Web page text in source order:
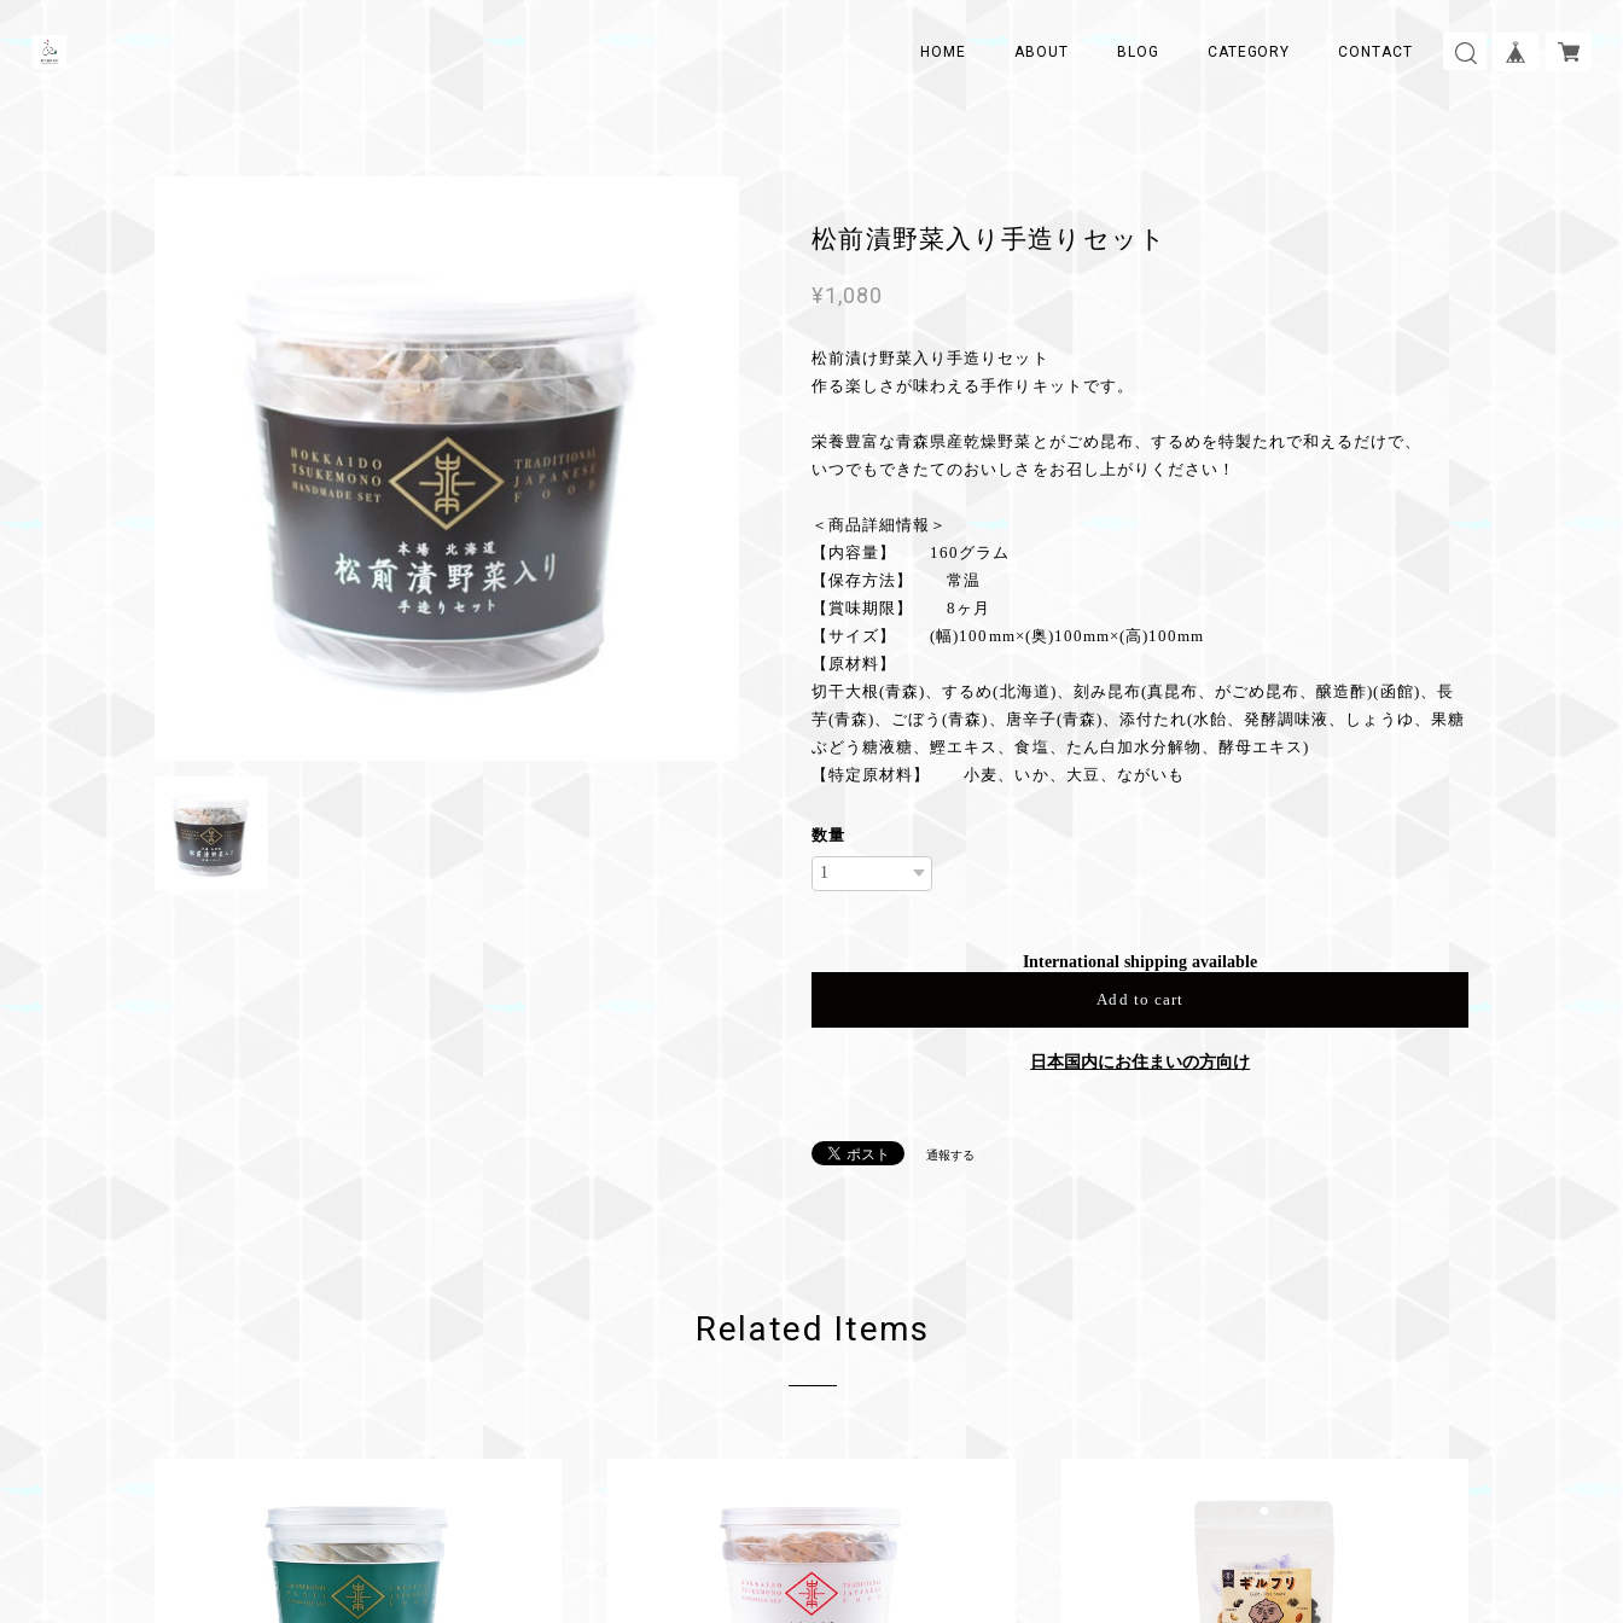
HOME ABOUT BLOG CATEGORY CONTACT
松前漬野菜入り手造りセット
¥1,080
松前漬け野菜入り手造りセット
作る楽しさが味わえる手作りキットです。
栄養豊富な青森県産乾燥野菜とがごめ昆布、するめを特製たれで和えるだけで、
いつでもできたてのおいしさをお召し上がりください！
＜商品詳細情報＞
【内容量】 160グラム
【保存方法】 常温
【賞味期限】 8ヶ月
【サイズ】 (幅)100mm×(奥)100mm×(高)100mm
【原材料】
切干大根(青森)、するめ(北海道)、刻み昆布(真昆布、がごめ昆布、醸造酢)(函館)、長
芋(青森)、ごぼう(青森)、唐辛子(青森)、添付たれ(水飴、発酵調味液、しょうゆ、果糖
ぶどう糖液糖、鰹エキス、食塩、たん白加水分解物、酵母エキス)
【特定原材料】 小麦、いか、大豆、ながいも
数量
International shipping available
Add to cart
日本国内にお住まいの方向け
通報する
Related Items